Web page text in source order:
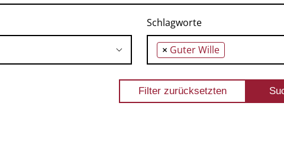
Schlagworte
× Guter Wille